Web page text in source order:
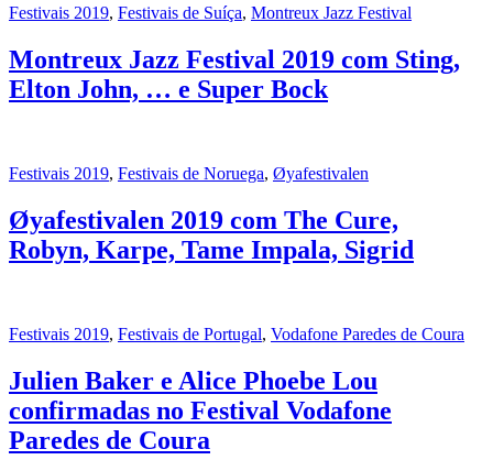
Festivais 2019, Festivais de Suíça, Montreux Jazz Festival
Montreux Jazz Festival 2019 com Sting,
Elton John, … e Super Bock
Festivais 2019, Festivais de Noruega, Øyafestivalen
Øyafestivalen 2019 com The Cure,
Robyn, Karpe, Tame Impala, Sigrid
Festivais 2019, Festivais de Portugal, Vodafone Paredes de Coura
Julien Baker e Alice Phoebe Lou
confirmadas no Festival Vodafone
Paredes de Coura